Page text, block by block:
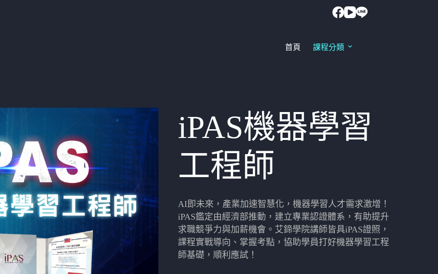
首頁 課程分類
iPAS機器學習
工程師
AI即未來，產業加速智慧化，機器學習人才需求激增！
iPAS鑑定由經濟部推動，建立專業認證體系，有助提升
求職競爭力與加薪機會。艾鍗學院講師皆具iPAS證照，
課程實戰導向、掌握考點，協助學員打好機器學習工程
師基礎，順利應試！